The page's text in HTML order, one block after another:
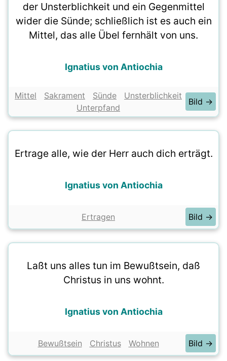
der Unsterblichkeit und ein Gegenmittel
wider die Sünde; schließlich ist es auch ein
Mittel, das alle Übel fernhält von uns.
Ignatius von Antiochia
Mittel Sakrament Sünde
Unsterblichkeit
Unterpfand
Bild →
Ertrage alle, wie der Herr auch dich erträgt.
Ignatius von Antiochia
Ertragen Bild →
Laßt uns alles tun im Bewußtsein, daß
Christus in uns wohnt.
Ignatius von Antiochia
Bewußtsein Christus Wohnen Bild →